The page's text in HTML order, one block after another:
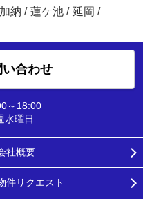
加納 / 蓮ケ池 / 延岡 /
合わせ
～18:00
水曜日
社概要
件リクエスト